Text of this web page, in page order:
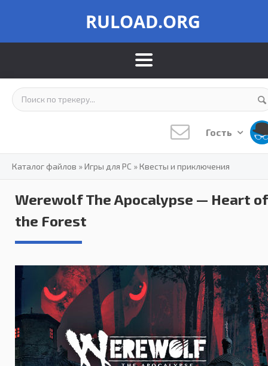
RULOAD.ORG
Гость
Каталог файлов »Игры для PC »Квесты и приключения
Werewolf The Apocalypse — Heart of
the Forest